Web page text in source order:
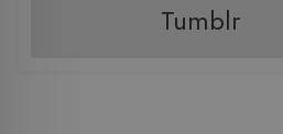
Tumblr